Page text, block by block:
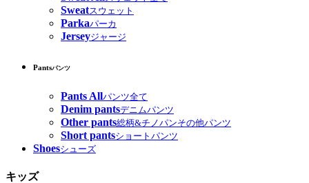
Sweatスウェット
Parkaパーカ
Jerseyジャージ
Pantsパンツ
Pants Allパンツ全て
Denim pantsデニムパンツ
Other pants総柄&チノパンその他パンツ
Short pantsショートパンツ
Shoesシューズ
キッズ